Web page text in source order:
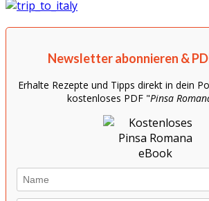
Newsletter abonnieren &
Erhalte Rezepte und Tipps direkt in dein
kostenloses PDF "Pinsa